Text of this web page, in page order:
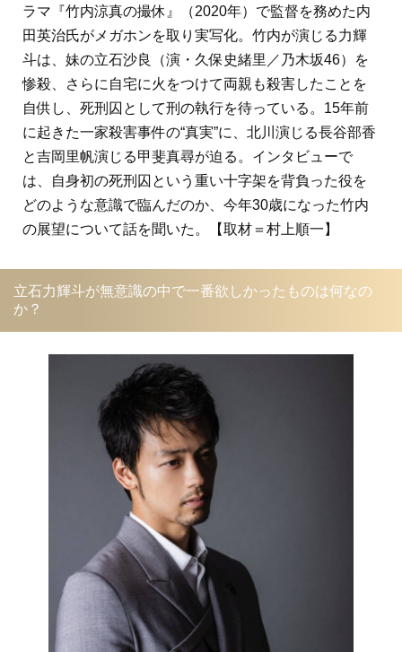
ラマ『竹内涼真の撮休』（2020年）で監督を務めた内
田英治氏がメガホンを取り実写化。竹内が演じる力輝
斗は、妹の立石沙良（演・久保史緒里／乃木坂46）を
惨殺、さらに自宅に火をつけて両親も殺害したことを
自供し、死刑囚として刑の執行を待っている。15年前
に起きた一家殺害事件の“真実”に、北川演じる長谷部香
と吉岡里帆演じる甲斐真尋が迫る。インタビューで
は、自身初の死刑囚という重い十字架を背負った役を
どのような意識で臨んだのか、今年30歳になった竹内
の展望について話を聞いた。【取材＝村上順一】
立石力輝斗が無意識の中で一番欲しかったものは何なの
か？